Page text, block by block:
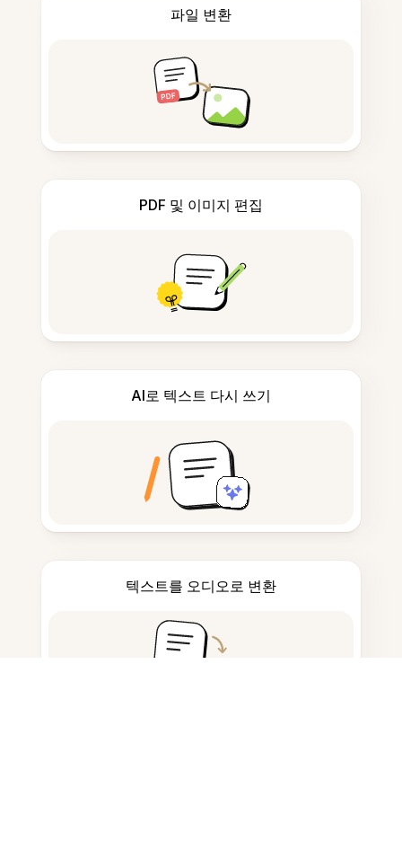
파일 변환
PDF 및 이미지 편집
AI로 텍스트 다시 쓰기
텍스트를 오디오로 변환